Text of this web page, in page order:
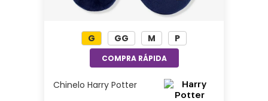
bolsa te acompanha em todos os lugares!
Material: Poliéster
Chinelo Harry Potter
G GG M P